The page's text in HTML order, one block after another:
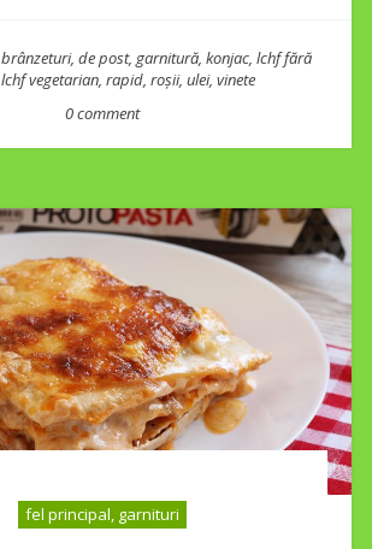
brânzeturi, de post, garnitură, konjac, lchf fără
lchf vegetarian, rapid, roșii, ulei, vinete
0 comment
fel principal, garnituri